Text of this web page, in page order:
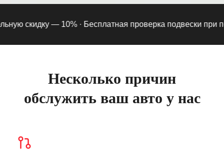
скидку — 10% ·Бесплатная проверка подвески при
Несколько причин
обслужить ваш авто у нас